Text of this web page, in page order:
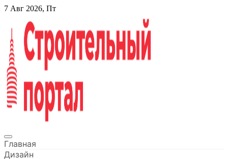
Перейти
содержанию
7 Авг 2026, Пт
Строительный портал
Главная
Дизайн